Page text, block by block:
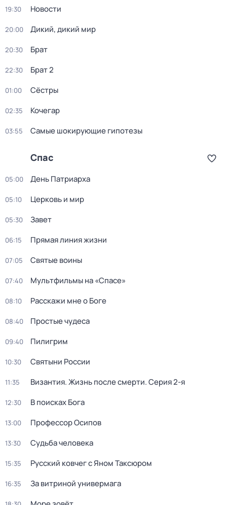
19:30 Новости
20:00 Дикий, дикий мир
20:30 Брат
22:30 Брат 2
01:00 Сёстры
02:35 Koчегар
03:55 Самые шoкиpующие гипотезы
Спас
05:00 День Патриарха
05:10 Церковь и мир
05:30 Завет
06:15 Прямая линия жизни
07:05 Святые воины
07:40 Мультфильмы на «Спасе»
08:10 Расскажи мне о Боге
08:40 Простые чудеса
09:40 Пилигрим
10:30 Святыни России
11:35 Византия. Жизнь после смерти. Серия 2-я
12:30 В поисках Бога
13:00 Профессор Осипов
13:30 Судьба человека
15:35 Русский ковчег с Яном Таксюром
16:35 За витриной универмага